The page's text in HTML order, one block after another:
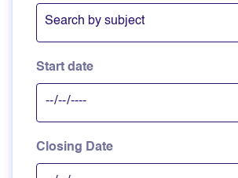
Start date
Closing Date